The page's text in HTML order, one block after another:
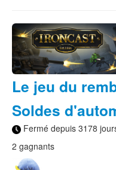
Le jeu du
Soldes
Fermé depuis 3178
2 gagnants